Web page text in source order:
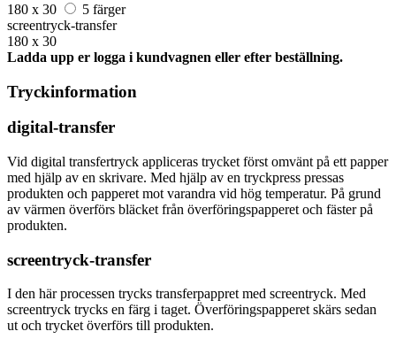
180 x 30
5 färger
screentryck-transfer
180 x 30
Ladda upp er logga i kundvagnen eller efter beställning.
Tryckinformation
digital-transfer
Vid digital transfertryck appliceras trycket först omvänt på ett papper
med hjälp av en skrivare. Med hjälp av en tryckpress pressas
produkten och papperet mot varandra vid hög temperatur. På grund
av värmen överförs bläcket från överföringspapperet och fäster på
produkten.
screentryck-transfer
I den här processen trycks transferpappret med screentryck. Med
screentryck trycks en färg i taget. Överföringspapperet skärs sedan
ut och trycket överförs till produkten.